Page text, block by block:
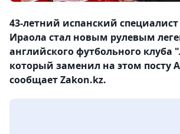
43-летний испанский
Ираола стал новым рулевым
английского футбольного клуба
который заменил на этом посту
сообщает Zakon.kz.